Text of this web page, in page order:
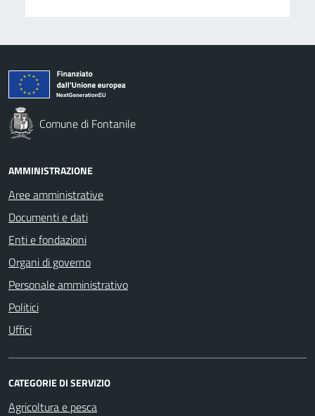
Comune di Fontanile
AMMINISTRAZIONE
Aree amministrative
Documenti e dati
Enti e fondazioni
Organi di governo
Personale amministrativo
Politici
Uffici
CATEGORIE DI SERVIZIO
Agricoltura e pesca